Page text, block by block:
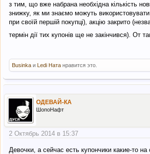
з тим, що вже набрана необхідна кількість
знижку, як ми знаємо можуть використовувати
при своїй першій покупці), акцію закрито
термін дії тих купонів ще не закінчився). От
Businka и Ledi Ната нравится это.
ОДЕВАЙ-КА
ШопоНафт
2 Октябрь 2014 в 15:37
Девочки, а сейчас есть купончики какие-то на